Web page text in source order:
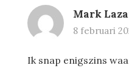
Mark
8 februari
Ik snap enigszins